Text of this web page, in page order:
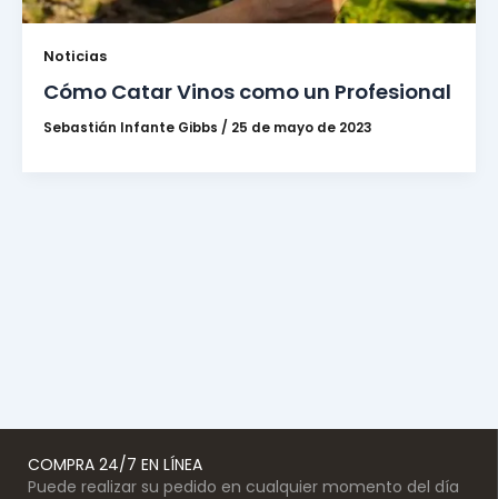
Noticias
Cómo Catar Vinos como un Profesional
Sebastián Infante Gibbs / 25 de mayo de 2023
COMPRA 24/7 EN LÍNEA
Puede realizar su pedido en cualquier momento del día